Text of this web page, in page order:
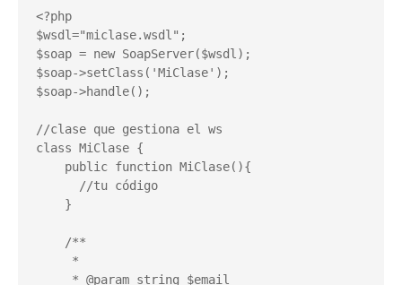
<?php
$wsdl="miclase.wsdl";
$soap = new SoapServer($wsdl);
$soap->setClass('MiClase');
$soap->handle();
//clase que gestiona el ws
class MiClase {